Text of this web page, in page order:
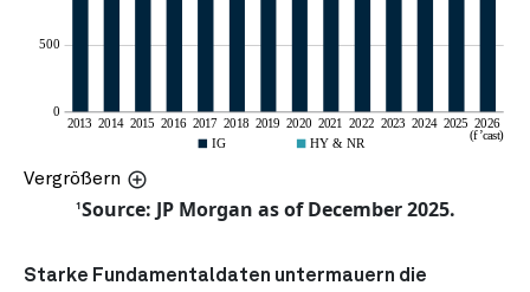
Vergrößern
1Source: JP Morgan as of December 2025.
Starke Fundamentaldaten untermauern die